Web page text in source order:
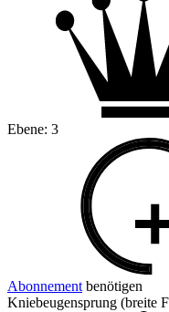
Ebene: 3
Abonnement benötigen
Kniebeugensprung (breite